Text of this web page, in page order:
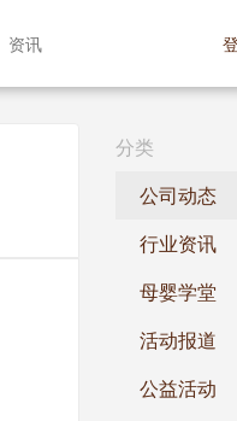
资讯
分类
公司动态
行业资讯
母婴学堂
活动报道
公益活动